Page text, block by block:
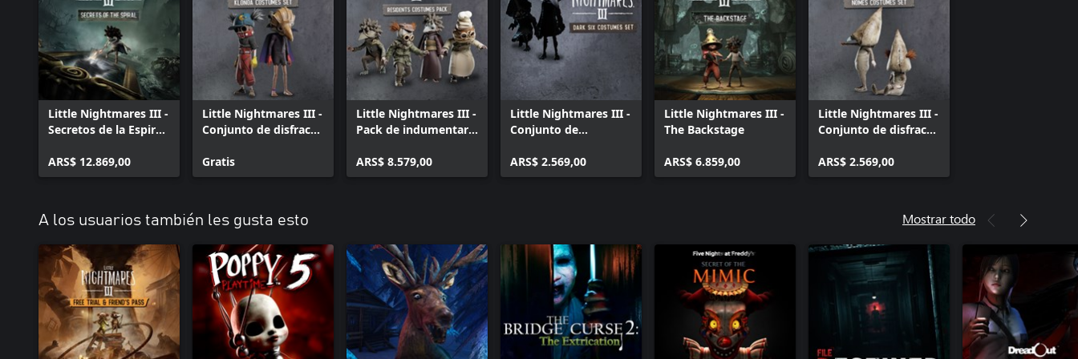
Little Nightmares III -
Secretos de la Espiral:
ARS$ 12.869,00
Little Nightmares III -
Conjunto de disfraces
Gratis
Little Nightmares III -
Pack de indumentaria
ARS$ 8.579,00
Little Nightmares III -
Conjunto de
Oscura
ARS$ 2.569,00
Little Nightmares III -
The Backstage
ARS$ 6.859,00
Little Nightmares III -
Conjunto de disfraces
ARS$ 2.569,00
A los usuarios también les gusta esto Mostrar todo